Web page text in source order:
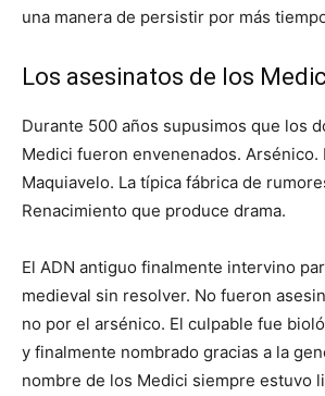
una manera de persistir por más
Los asesinatos de los
Durante 500 años supusimos que los
Medici fueron envenenados. Arsénico.
Maquiavelo. La típica fábrica de
Renacimiento que produce drama.
El ADN antiguo finalmente intervino
medieval sin resolver. No fueron
no por el arsénico. El culpable fue
y finalmente nombrado gracias a la
nombre de los Medici siempre estuvo